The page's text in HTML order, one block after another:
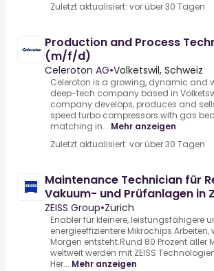
Zuletzt aktualisiert: vor über 30 Tagen
Production and Process
(m/f/d)
Celeroton AG•Volketswil, Schweiz
Celeroton is a growing, dynamic and
deep-tech company based in
company develops, produces and
speed turbo compressors with gas
matching in... Mehr anzeigen
Zuletzt aktualisiert: vor über 30 Tagen
Maintenance Technician für
Vakuum- und Prüfanlagen in
(m/w/x)
ZEISS Group•Zurich
Enabler für kleinere, leistungsfähigere
energieeffizientere Mikrochips.Arbeiten,
Morgen entsteht.Rund 80 Prozent aller
weltweit werden mit ZEISS
Her... Mehr anzeigen